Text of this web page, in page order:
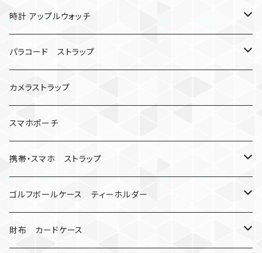
バックル無し
シャックル
数珠
コンパス
ベルトループ
クボタン
キーケース
人形
忍者
ミイラ
キャンプ道具
ナット
楽天ミニ ケース
iPhone
時計 アップルウォッチ
カナビラウォッチ
腕時計
アップルウォッチ
バックル
マッドマックス
パラコード ストラップ
サバイバルツール
カメラストラップ
スマホポーチ
携帯・スマホ ストラップ
ネックストラップ・ショルダーストラップ
ハンドストラップ
ゴルフボールケース ティーホルダー
ゴルフマーカー
財布 カードケース